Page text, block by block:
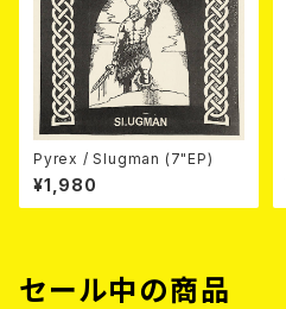
Pyrex / Slugman (7"EP)
¥1,980
セール中の商品